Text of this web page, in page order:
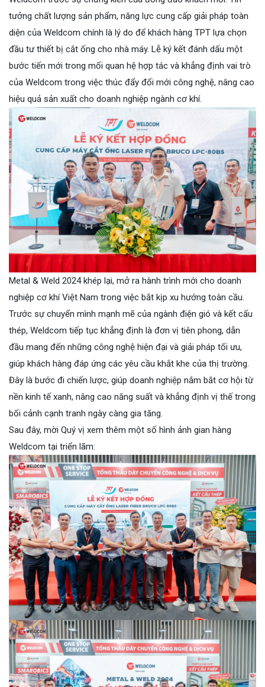
tưởng chất lượng sản phẩm, năng lực cung cấp giải pháp toàn
diện của Weldcom chính là lý do để khách hàng TPT lựa chọn
đầu tư thiết bị cắt ống cho nhà máy. Lễ ký kết đánh dấu một
bước tiến mới trong mối quan hệ hợp tác và khẳng định vai trò
của Weldcom trong việc thúc đẩy đổi mới công nghệ, nâng cao
hiệu quả sản xuất cho doanh nghiệp ngành cơ khí.
Metal & Weld 2024 khép lại, mở ra hành trình mới cho doanh
nghiệp cơ khí Việt Nam trong việc bắt kịp xu hướng toàn cầu.
Trước sự chuyển mình mạnh mẽ của ngành điện gió và kết cấu
thép, Weldcom tiếp tục khẳng định là đơn vị tiên phong, dẫn
đầu mang đến những công nghệ hiện đại và giải pháp tối ưu,
giúp khách hàng đáp ứng các yêu cầu khắt khe của thị trường.
Đây là bước đi chiến lược, giúp doanh nghiệp nắm bắt cơ hội từ
nền kinh tế xanh, nâng cao năng suất và khẳng định vị thế trong
bối cảnh cạnh tranh ngày càng gia tăng.
Sau đây, mời Quý vị xem thêm một số hình ảnh gian hàng
Weldcom tại triển lãm: